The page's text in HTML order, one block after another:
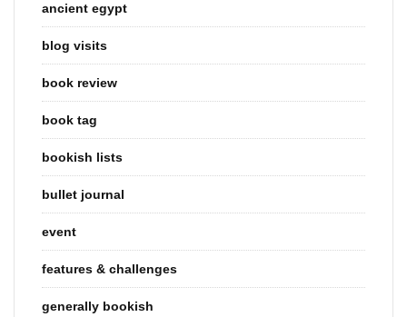
ancient egypt
blog visits
book review
book tag
bookish lists
bullet journal
event
features & challenges
generally bookish